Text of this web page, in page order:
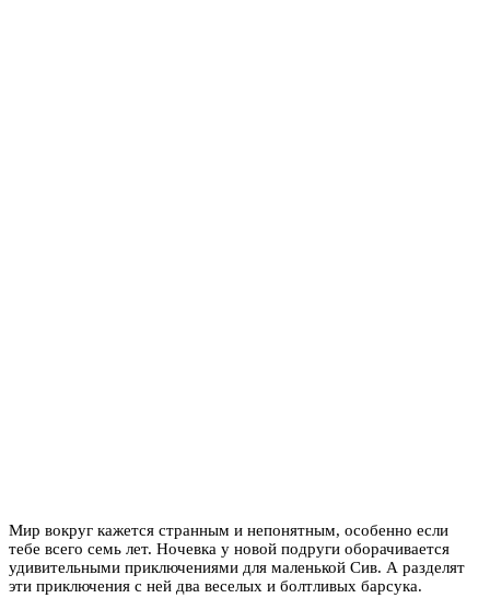
Мир вокруг кажется странным и непонятным, особенно если
тебе всего семь лет. Ночевка у новой подруги оборачивается
удивительными приключениями для маленькой Сив. А разделят
эти приключения с ней два веселых и болтливых барсука.